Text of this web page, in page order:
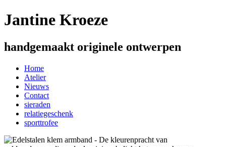
Jantine Kroeze
handgemaakt originele ontwerpen
Home
Atelier
Nieuws
Contact
sieraden
relatiegeschenk
sporttrofee